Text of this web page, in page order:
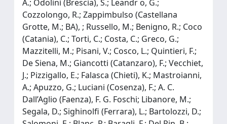
A.; Odolini (Brescia), S.; Leandr o, G.;
Cozzolongo, R.; Zappimbulso (Castellana
Grotte, M.; BA), ; Russello, M.; Benigno, R.; Coco
(Catania), C.; Torti, C.; Costa, C.; Greco, G.;
Mazzitelli, M.; Pisani, V.; Cosco, L.; Quintieri, F.;
De Siena, M.; Giancotti (Catanzaro), F.; Vecchiet,
J.; Pizzigallo, E.; Falasca (Chieti), K.; Mastroianni,
A.; Apuzzo, G.; Luciani (Cosenza), F.; A. C.
Dall’Aglio (Faenza), F. G. Foschi; Libanore, M.;
Segala, D.; Sighinolfi (Ferrara), L.; Bartolozzi, D.;